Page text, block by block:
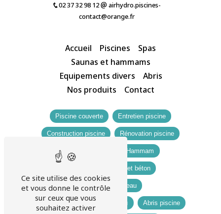
02 37 32 98 12
airhydro.piscines-
contact@orange.fr
Accueil Piscines
Spas
Saunas et hammams
Equipements divers
Abris
Nos produits
Contact
Piscine couverte Entretien piscine
Construction piscine Rénovation piscine
Sauna Hammam
Abris de jardin bois et béton
Adoucisseur d'eau
Produits de traitement de l'eau Abris piscine
Ce site utilise des cookies
et vous donne le contrôle
sur ceux que vous
souhaitez activer